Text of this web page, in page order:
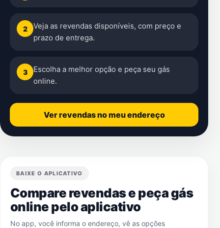
2
Veja as revendas disponíveis, com preço e
prazo de entrega.
3
Escolha a melhor opção e peça seu gás
online.
Ver revendas no meu endereço
BAIXE O APLICATIVO
Compare revendas e peça gás
online pelo aplicativo
No app, você informa o endereço, vê as opções